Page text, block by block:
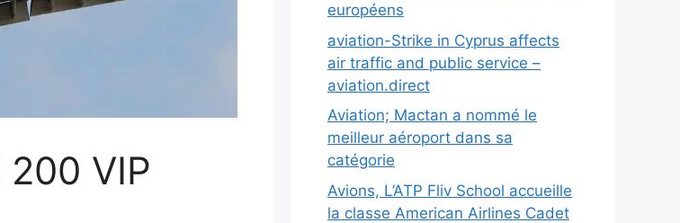
VIP
européens
aviation-Strike in Cyprus affects
air traffic and public service –
aviation.direct
Aviation; Mactan a nommé le
meilleur aéroport dans sa
catégorie
Avions, L’ATP Fliv School accueille
la classe American Airlines Cadet